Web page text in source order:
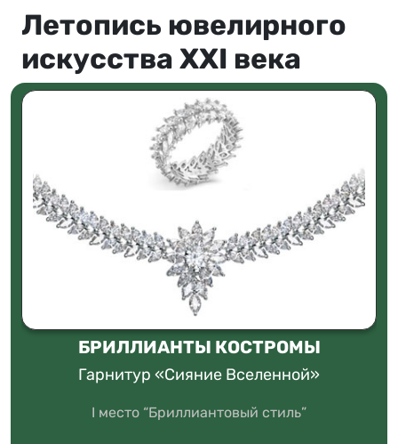
Летопись ювелирного
искусства XXI века
БРИЛЛИАНТЫ КОСТРОМЫ
Гарнитур «Сияние Вселенной»
I место “Бриллиантовый стиль”